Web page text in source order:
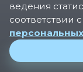
Услуги
автоматизации
ведения
соответствии с